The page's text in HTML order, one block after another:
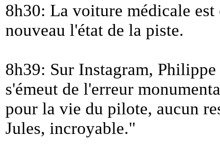
8h30: La voiture médicale
nouveau l'état de la piste.
8h39: Sur Instagram,
s'émeut de l'erreur
pour la vie du pilote, aucun
Jules, incroyable."